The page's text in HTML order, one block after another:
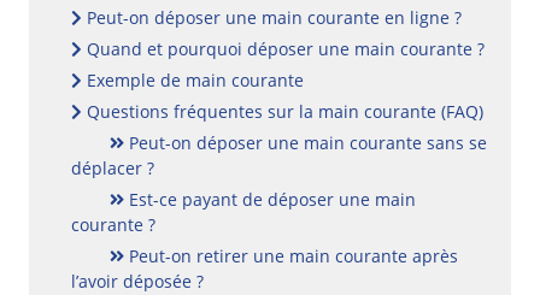
Peut-on déposer une main courante en ligne ?
Quand et pourquoi déposer une main courante ?
Exemple de main courante
Questions fréquentes sur la main courante (FAQ)
Peut-on déposer une main courante sans se
déplacer ?
Est-ce payant de déposer une main
courante ?
Peut-on retirer une main courante après
l’avoir déposée ?